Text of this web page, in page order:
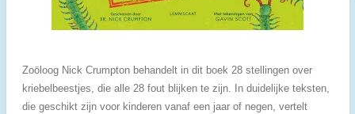
Zoöloog Nick Crumpton behandelt in dit boek 28 stellingen over
kriebelbeestjes, die alle 28 fout blijken te zijn. In duidelijke teksten,
die geschikt zijn voor kinderen vanaf een jaar of negen, vertelt